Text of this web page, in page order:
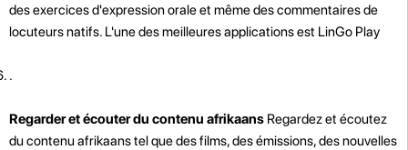
des exercices d'expression orale et même des commentaires de
locuteurs natifs. L'une des meilleures applications est LinGo Play
.
Regarder et écouter du contenu afrikaans Regardez et écoutez
du contenu afrikaans tel que des films, des émissions, des nouvelles